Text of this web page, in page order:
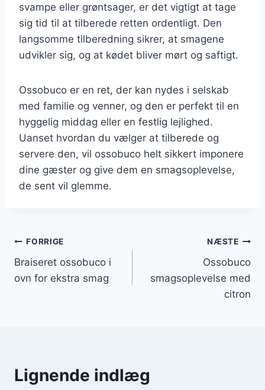
svampe eller grøntsager, er det vigtigt at tage
sig tid til at tilberede retten ordentligt. Den
langsomme tilberedning sikrer, at smagene
udvikler sig, og at kødet bliver mørt og saftigt.
Ossobuco er en ret, der kan nydes i selskab
med familie og venner, og den er perfekt til en
hyggelig middag eller en festlig lejlighed.
Uanset hvordan du vælger at tilberede og
servere den, vil ossobuco helt sikkert imponere
dine gæster og give dem en smagsoplevelse,
de sent vil glemme.
Indlægsnavigation
FORRIGE
Braiseret ossobuco i
ovn for ekstra smag
NÆSTE
Ossobuco
smagsoplevelse med
citron
Lignende indlæg